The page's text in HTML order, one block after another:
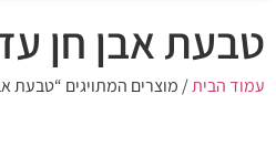
טבעת אבן חן
עמוד הבית/ מוצרים המתויגים “טבעת